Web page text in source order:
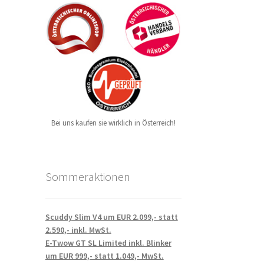
Bei uns kaufen sie wirklich in Österreich!
Sommeraktionen
Scuddy Slim V4 um EUR 2.099,- statt
2.590,- inkl. MwSt.
E-Twow GT SL Limited inkl. Blinker
um EUR 999,- statt 1.049,- MwSt.